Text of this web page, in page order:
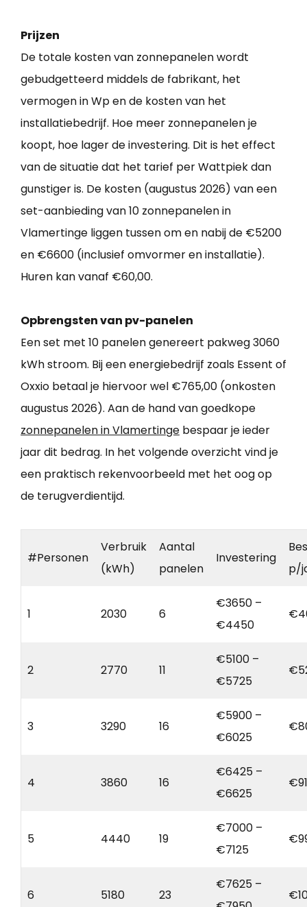
Prijzen
De totale kosten van zonnepanelen wordt
gebudgetteerd middels de fabrikant, het
vermogen in Wp en de kosten van het
installatiebedrijf. Hoe meer zonnepanelen je
koopt, hoe lager de investering. Dit is het effect
van de situatie dat het tarief per Wattpiek dan
gunstiger is. De kosten (augustus 2026) van een
set-aanbieding van 10 zonnepanelen in
Vlamertinge liggen tussen om en nabij de €5200
en €6600 (inclusief omvormer en installatie).
Huren kan vanaf €60,00.
Opbrengsten van pv-panelen
Een set met 10 panelen genereert pakweg 3060
kWh stroom. Bij een energiebedrijf zoals Essent of
Oxxio betaal je hiervoor wel €765,00 (onkosten
augustus 2026). Aan de hand van goedkope
zonnepanelen in Vlamertinge bespaar je ieder
jaar dit bedrag. In het volgende overzicht vind je
een praktisch rekenvoorbeeld met het oog op
de terugverdientijd.
#Personen
Verbruik
(kWh)
Aantal
panelen
Investering
p/
1 2030 6
€3650 –
€4450
2 2770 11
€5100 –
€5725
3 3290 16
€5900 –
€6025
4 3860 16
€6425 –
€6625
5 4440 19
€7000 –
€7125
6 5180 23
€7625 –